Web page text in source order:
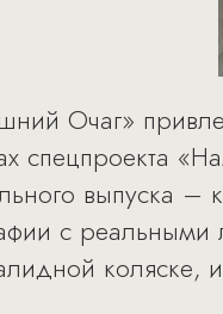
Очаг»
спецпроекта
выпуска
с
коляске,